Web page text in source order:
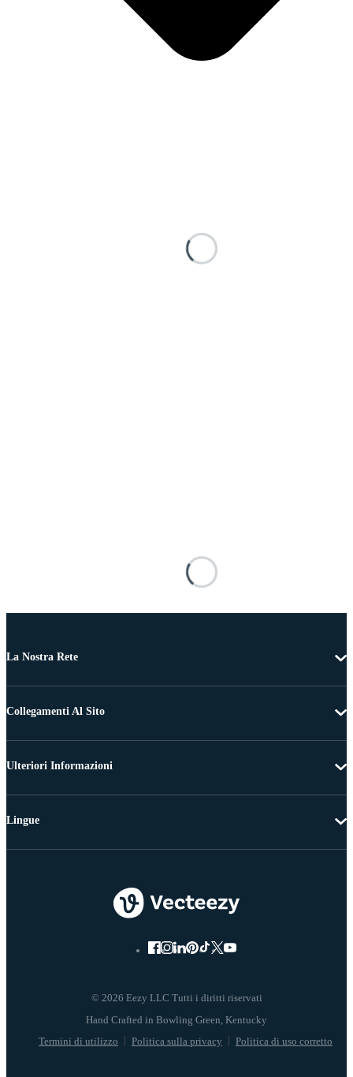
La Nostra Rete
Collegamenti Al Sito
Ulteriori Informazioni
© 2026 Eezy LLC Tutti i diritti riservati
Termini di utilizzo Politica sulla privacy Politica di uso corretto
Lingue